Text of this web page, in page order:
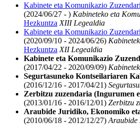
Kabinete eta Komunikazio
(2024/06/27 - ) Kabineteko eta
Hezkuntza XIII Legealdia
Kabinete eta Komunikazio
(2020/09/10 - 2024/06/26)
Hezkuntza XII Legealdia
Kabinete eta Komunikazio
(2017/04/22 - 2020/09/09)
Segurtasuneko Kontseilariaren
(2016/12/16 - 2017/04/21)
Zerbitzu zuzendaria (Ingurumen
(2013/01/16 - 2016/12/01) Zerbitzu
Araubide Juridiko, Ekonomiko
(2010/06/18 - 2012/12/27) Araubide